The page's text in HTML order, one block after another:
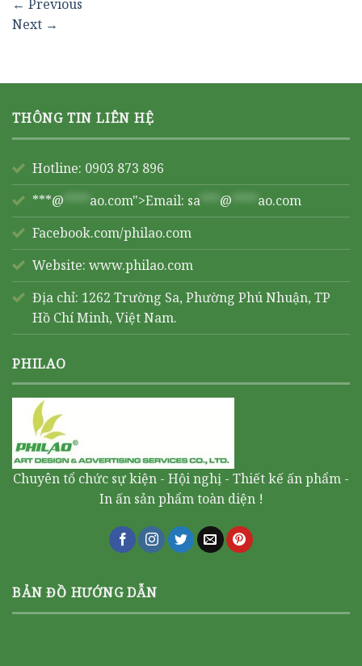
← Previous
Next →
THÔNG TIN LIÊN HỆ
Hotline: 0903 873 896
***@ **** ao.com">Email: sa *** @ **** ao.com
Facebook.com/philao.com
Website: www.philao.com
Địa chỉ: 1262 Trường Sa, Phường Phú Nhuận, TP
Hồ Chí Minh, Việt Nam.
PHILAO
Chuyên tổ chức sự kiện - Hội nghị - Thiết kế ấn phẩm -
In ấn sản phẩm toàn diện !
BẢN ĐỒ HƯỚNG DẪN